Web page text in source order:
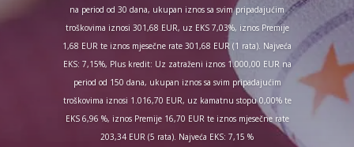
na period od 30 dana, ukupan iznos sa svim pripadajućim
troškovima iznosi 301,68 EUR, uz EKS 7,03%, iznos Premije
1,68 EUR te iznos mjesečne rate 301,68 EUR (1 rata). Najveća
EKS: 7,15%, Plus kredit: Uz zatraženi iznos 1.000,00 EUR na
period od 150 dana, ukupan iznos sa svim pripadajućim
troškovima iznosi 1.016,70 EUR, uz kamatnu stopu 0,00% te
EKS 6,96 %, iznos Premije 16,70 EUR te iznos mjesečne rate
203,34 EUR (5 rata). Najveća EKS: 7,15 %